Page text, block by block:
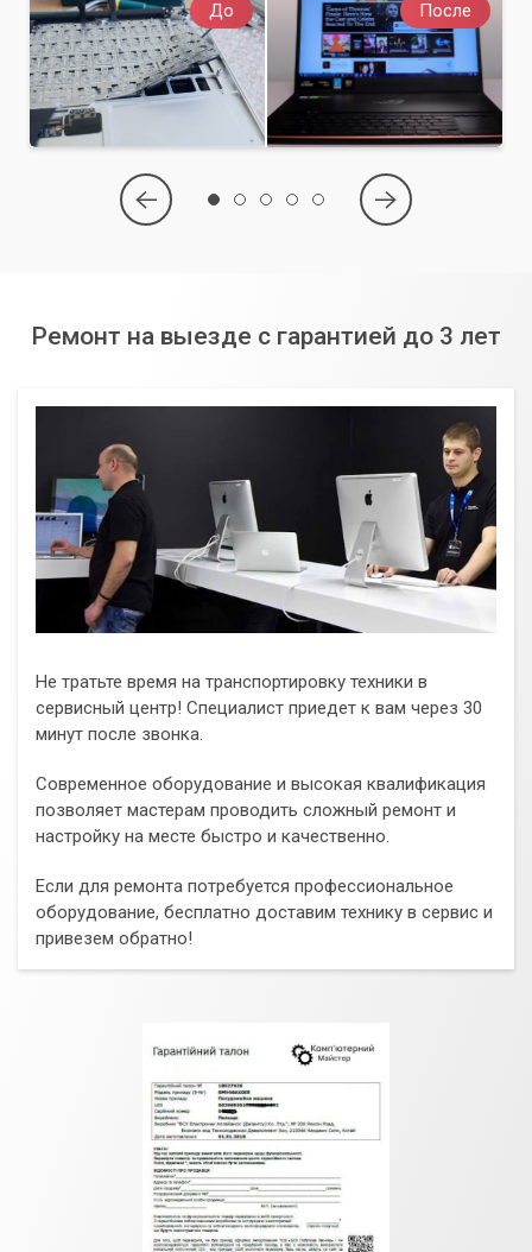
Мастера», и мы поможем вашему интегрированному GPU
раскрыть весь свой потенциал!
До После
Ремонт на выезде с гарантией до 3 лет
Не тратьте время на транспортировку техники в
сервисный центр! Специалист приедет к вам через 30
минут после звонка.
Современное оборудование и высокая квалификация
позволяет мастерам проводить сложный ремонт и
настройку на месте быстро и качественно.
Если для ремонта потребуется профессиональное
оборудование, бесплатно доставим технику в сервис и
привезем обратно!